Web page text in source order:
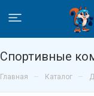
Спортивные
Главная – Каталог –